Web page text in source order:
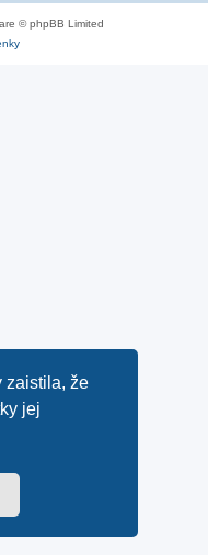
zaistila, že
jej
© phpBB Limited